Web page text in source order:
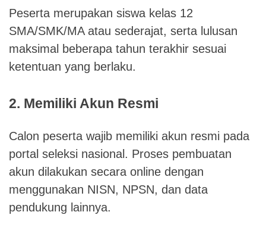
Peserta merupakan siswa kelas 12
SMA/SMK/MA atau sederajat, serta lulusan
maksimal beberapa tahun terakhir sesuai
ketentuan yang berlaku.
2. Memiliki Akun Resmi
Calon peserta wajib memiliki akun resmi pada
portal seleksi nasional. Proses pembuatan
akun dilakukan secara online dengan
menggunakan NISN, NPSN, dan data
pendukung lainnya.